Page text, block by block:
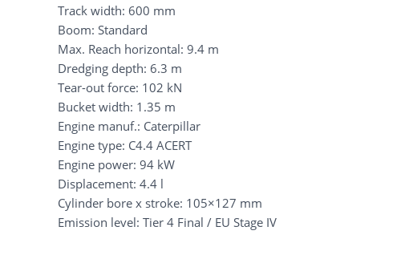
Track width: 600 mm
Boom: Standard
Max. Reach horizontal: 9.4 m
Dredging depth: 6.3 m
Tear-out force: 102 kN
Bucket width: 1.35 m
Engine manuf.: Caterpillar
Engine type: C4.4 ACERT
Engine power: 94 kW
Displacement: 4.4 l
Cylinder bore x stroke: 105×127 mm
Emission level: Tier 4 Final / EU Stage IV